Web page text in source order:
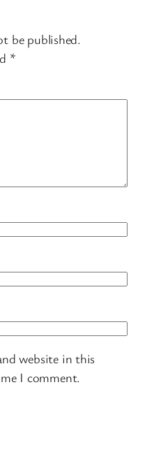
be published.
*
website in this
I comment.